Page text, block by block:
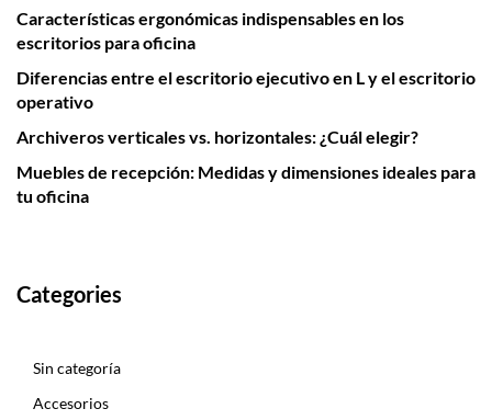
Características ergonómicas indispensables en los
escritorios para oficina
Diferencias entre el escritorio ejecutivo en L y el escritorio
operativo
Archiveros verticales vs. horizontales: ¿Cuál elegir?
Muebles de recepción: Medidas y dimensiones ideales para
tu oficina
Categories
Sin categoría
Accesorios